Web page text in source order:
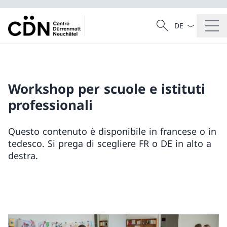
Cercare
Ricerca
Dal menu a
Workshop per scuole e istituti
professionali
Questo contenuto è disponibile in francese o in
tedesco. Si prega di scegliere FR o DE in alto a
destra.